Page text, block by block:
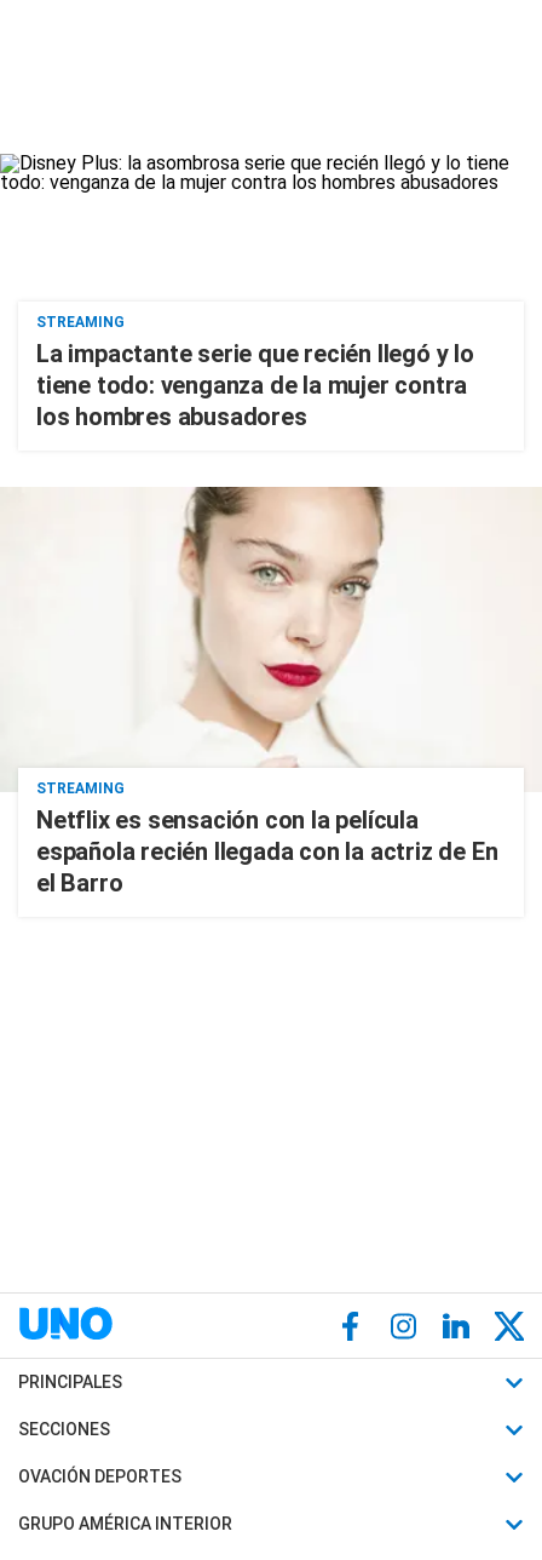
STREAMING
La impactante serie que recién llegó y lo
tiene todo: venganza de la mujer contra
los hombres abusadores
STREAMING
Netflix es sensación con la película
española recién llegada con la actriz de En
el Barro
PRINCIPALES
Últimas Noticias
Política
SECCIONES
Horóscopo
Motores
OVACIÓN DEPORTES
Fútbol
GRUPO AMÉRICA INTERIOR